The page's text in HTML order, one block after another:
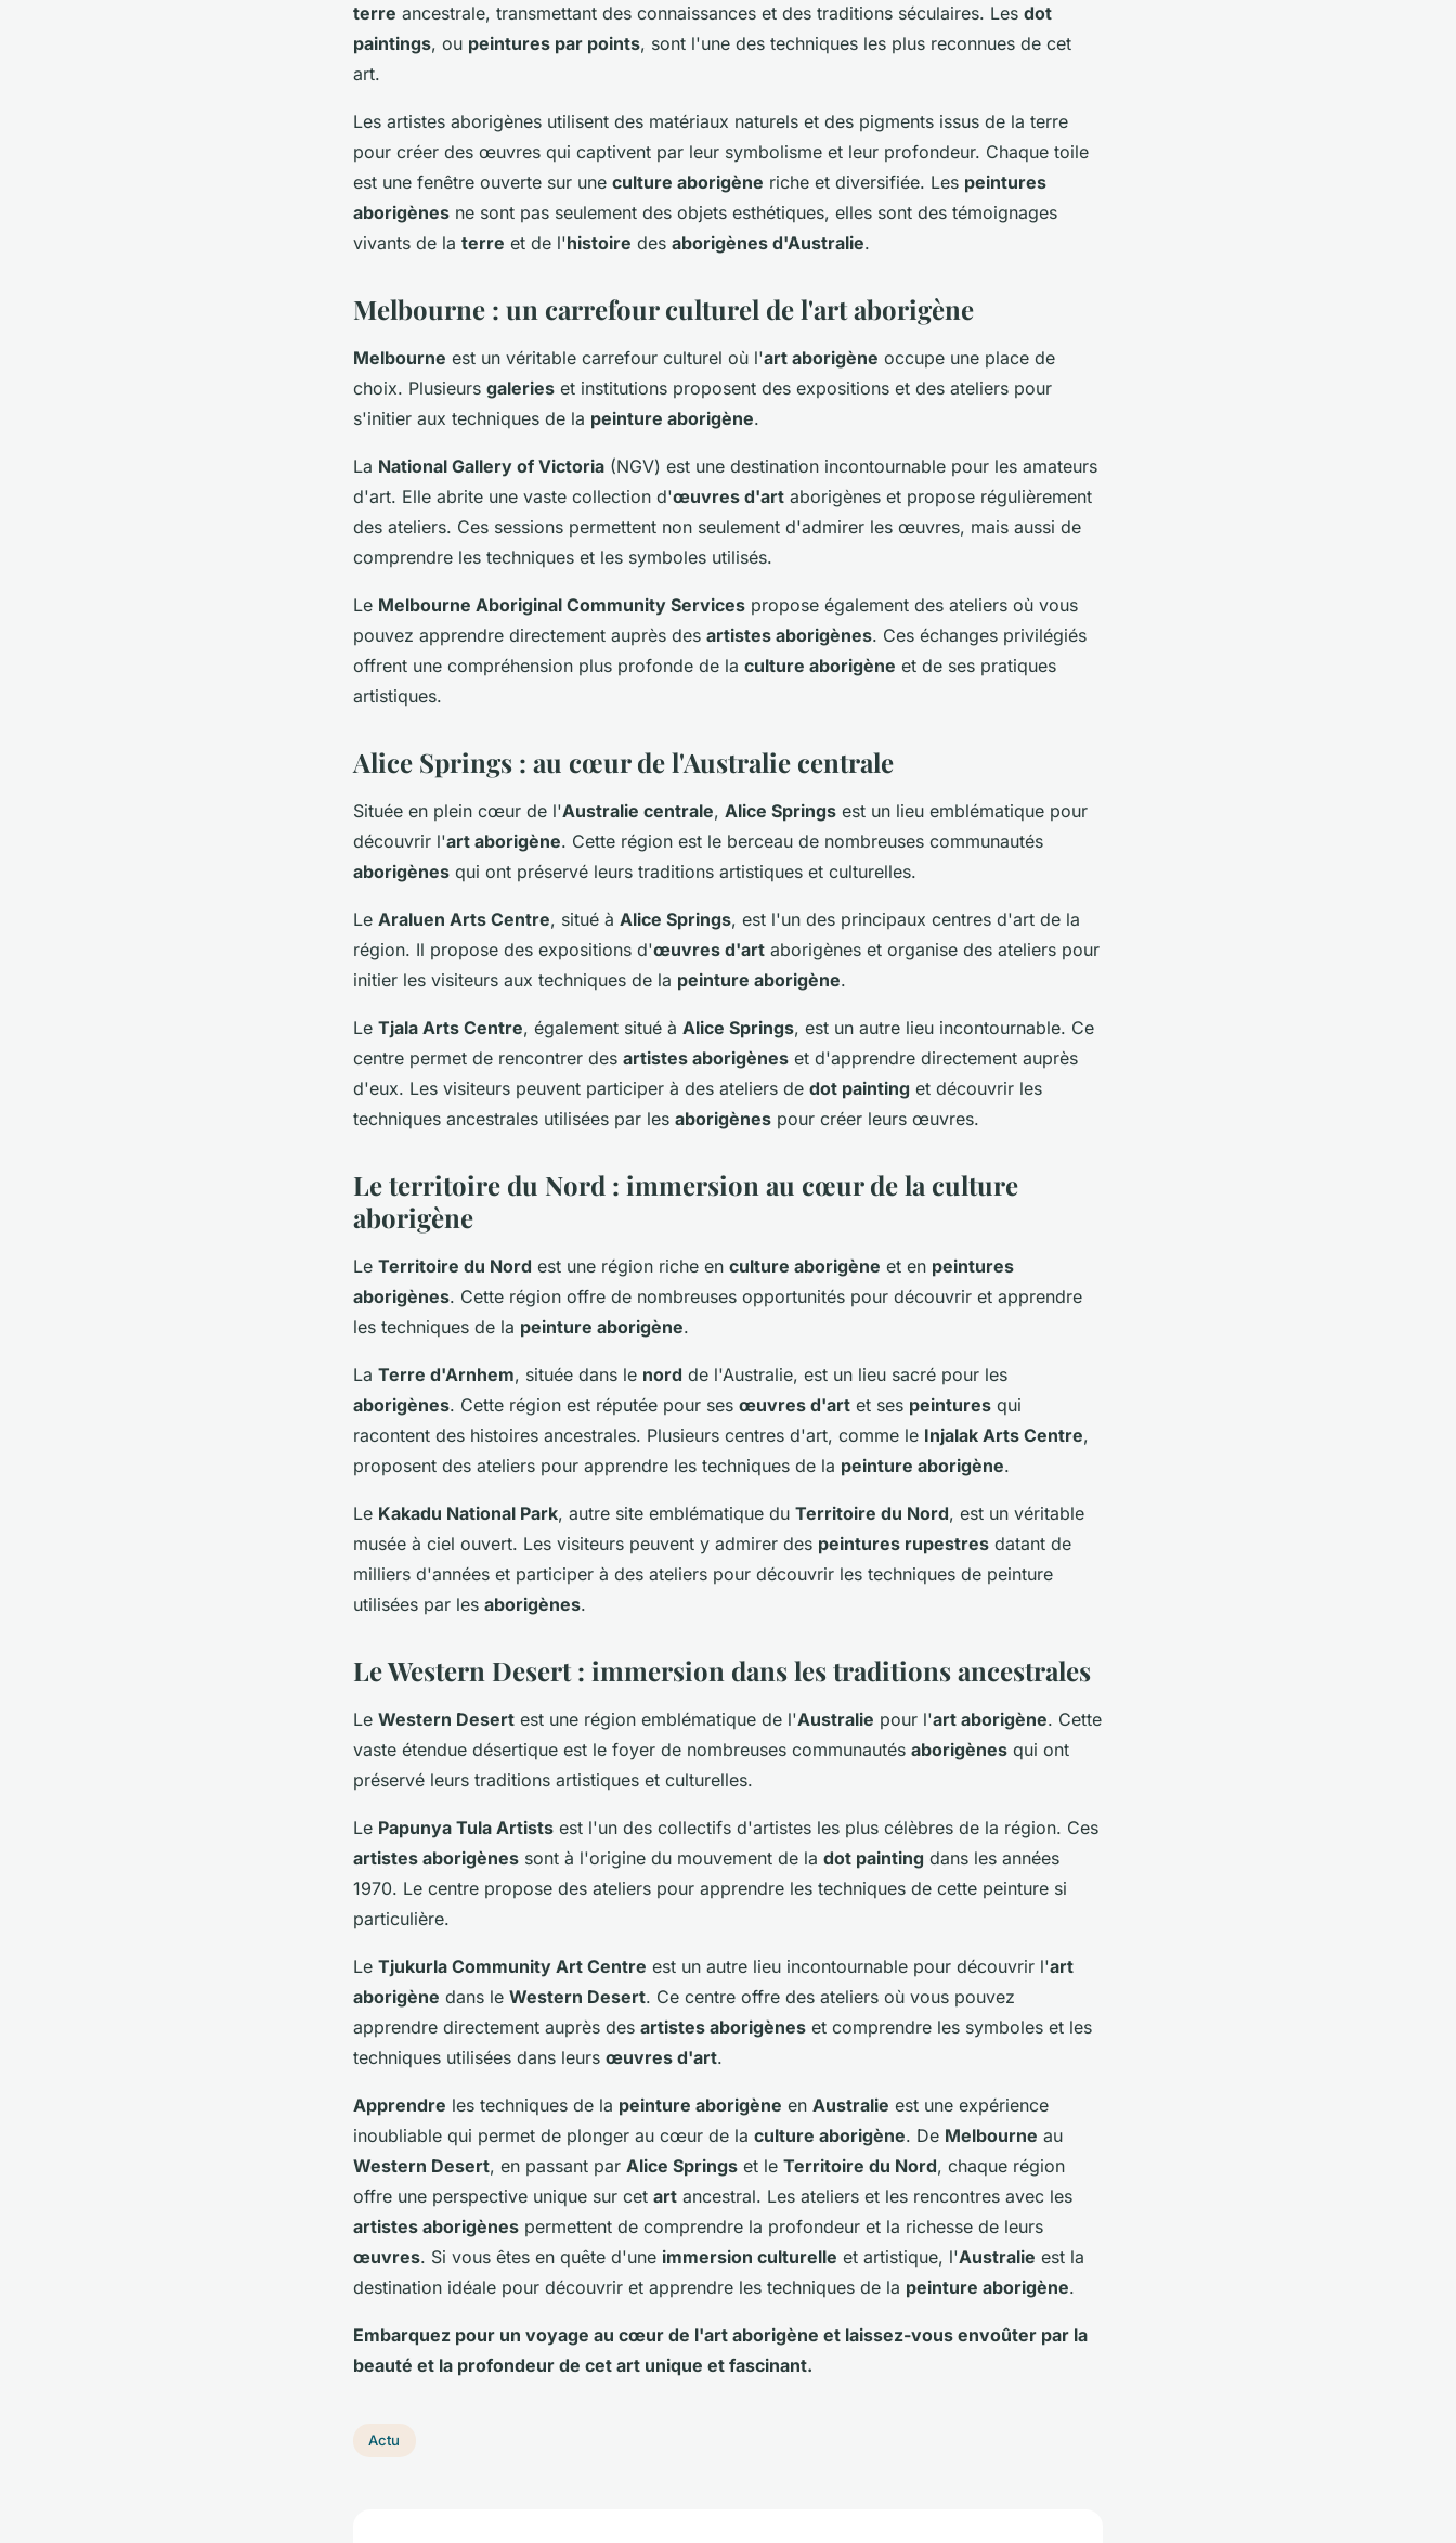
terre ancestrale, transmettant des connaissances et des traditions séculaires. Les dot
paintings, ou peintures par points, sont l'une des techniques les plus reconnues de cet
art.
Les artistes aborigènes utilisent des matériaux naturels et des pigments issus de la terre
pour créer des œuvres qui captivent par leur symbolisme et leur profondeur. Chaque toile
est une fenêtre ouverte sur une culture aborigène riche et diversifiée. Les peintures
aborigènes ne sont pas seulement des objets esthétiques, elles sont des témoignages
vivants de la terre et de l'histoire des aborigènes d'Australie.
Melbourne : un carrefour culturel de l'art aborigène
Melbourne est un véritable carrefour culturel où l'art aborigène occupe une place de
choix. Plusieurs galeries et institutions proposent des expositions et des ateliers pour
s'initier aux techniques de la peinture aborigène.
La National Gallery of Victoria (NGV) est une destination incontournable pour les amateurs
d'art. Elle abrite une vaste collection d'œuvres d'art aborigènes et propose régulièrement
des ateliers. Ces sessions permettent non seulement d'admirer les œuvres, mais aussi de
comprendre les techniques et les symboles utilisés.
Le Melbourne Aboriginal Community Services propose également des ateliers où vous
pouvez apprendre directement auprès des artistes aborigènes. Ces échanges privilégiés
offrent une compréhension plus profonde de la culture aborigène et de ses pratiques
artistiques.
Alice Springs : au cœur de l'Australie centrale
Située en plein cœur de l'Australie centrale, Alice Springs est un lieu emblématique pour
découvrir l'art aborigène. Cette région est le berceau de nombreuses communautés
aborigènes qui ont préservé leurs traditions artistiques et culturelles.
Le Araluen Arts Centre, situé à Alice Springs, est l'un des principaux centres d'art de la
région. Il propose des expositions d'œuvres d'art aborigènes et organise des ateliers pour
initier les visiteurs aux techniques de la peinture aborigène.
Le Tjala Arts Centre, également situé à Alice Springs, est un autre lieu incontournable. Ce
centre permet de rencontrer des artistes aborigènes et d'apprendre directement auprès
d'eux. Les visiteurs peuvent participer à des ateliers de dot painting et découvrir les
techniques ancestrales utilisées par les aborigènes pour créer leurs œuvres.
Le territoire du Nord : immersion au cœur de la culture
aborigène
Le Territoire du Nord est une région riche en culture aborigène et en peintures
aborigènes. Cette région offre de nombreuses opportunités pour découvrir et apprendre
les techniques de la peinture aborigène.
La Terre d'Arnhem, située dans le nord de l'Australie, est un lieu sacré pour les
aborigènes. Cette région est réputée pour ses œuvres d'art et ses peintures qui
racontent des histoires ancestrales. Plusieurs centres d'art, comme le Injalak Arts Centre,
proposent des ateliers pour apprendre les techniques de la peinture aborigène.
Le Kakadu National Park, autre site emblématique du Territoire du Nord, est un véritable
musée à ciel ouvert. Les visiteurs peuvent y admirer des peintures rupestres datant de
milliers d'années et participer à des ateliers pour découvrir les techniques de peinture
utilisées par les aborigènes.
Le Western Desert : immersion dans les traditions ancestrales
Le Western Desert est une région emblématique de l'Australie pour l'art aborigène. Cette
vaste étendue désertique est le foyer de nombreuses communautés aborigènes qui ont
préservé leurs traditions artistiques et culturelles.
Le Papunya Tula Artists est l'un des collectifs d'artistes les plus célèbres de la région. Ces
artistes aborigènes sont à l'origine du mouvement de la dot painting dans les années
1970. Le centre propose des ateliers pour apprendre les techniques de cette peinture si
particulière.
Le Tjukurla Community Art Centre est un autre lieu incontournable pour découvrir l'art
aborigène dans le Western Desert. Ce centre offre des ateliers où vous pouvez
apprendre directement auprès des artistes aborigènes et comprendre les symboles et les
techniques utilisées dans leurs œuvres d'art.
Apprendre les techniques de la peinture aborigène en Australie est une expérience
inoubliable qui permet de plonger au cœur de la culture aborigène. De Melbourne au
Western Desert, en passant par Alice Springs et le Territoire du Nord, chaque région
offre une perspective unique sur cet art ancestral. Les ateliers et les rencontres avec les
artistes aborigènes permettent de comprendre la profondeur et la richesse de leurs
œuvres. Si vous êtes en quête d'une immersion culturelle et artistique, l'Australie est la
destination idéale pour découvrir et apprendre les techniques de la peinture aborigène.
Embarquez pour un voyage au cœur de l'art aborigène et laissez-vous envoûter par la
beauté et la profondeur de cet art unique et fascinant.
Actu